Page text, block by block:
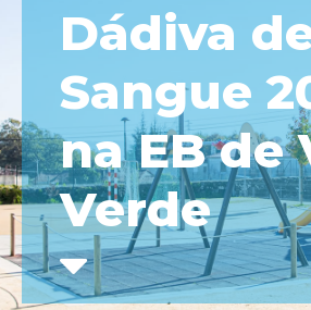
Dádiva
Sangue
na EB de
Verde